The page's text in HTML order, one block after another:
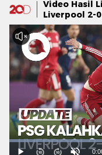
Video Hasil
Liverpool 2-0